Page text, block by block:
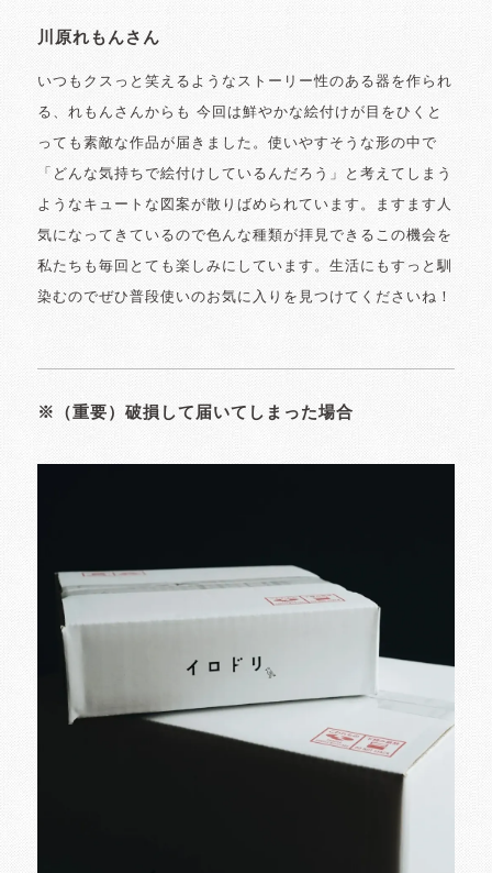
川原れもんさん
いつもクスっと笑えるようなストーリー性のある器を作られ
る、れもんさんからも 今回は鮮やかな絵付けが目をひくと
っても素敵な作品が届きました。使いやすそうな形の中で
「どんな気持ちで絵付けしているんだろう」と考えてしまう
ようなキュートな図案が散りばめられています。ますます人
気になってきているので色んな種類が拝見できるこの機会を
私たちも毎回とても楽しみにしています。生活にもすっと馴
染むのでぜひ普段使いのお気に入りを見つけてくださいね！
※（重要）破損して届いてしまった場合